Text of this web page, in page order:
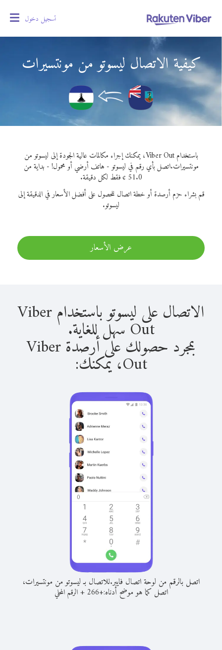
تسجيل دخول
كيفية الاتصال ليسوتو من مونتسيرات
باستخدام Viber Out، يمكنك إجراء مكالمات عالية الجودة إلى ليسوتو من
مونتسيرات.اتصل بأي رقم في ليسوتو - هاتف أرضي أو محمول! - بداية من
51.0 ¢ فقط لكل دقيقة.
قم بشراء حزم أرصدة أو خطة اتصال للحصول على أفضل الأسعار في الدقيقة إلى
ليسوتو.
عرض الأسعار
الاتصال على ليسوتو باستخدام Viber
Out سهل للغاية.
بمجرد حصولك على أرصدة Viber
Out، يمكنك:
اتصل بالرقم من لوحة اتصال فايبر.للاتصال بـ ليسوتو من مونتسيرات،
اتصل كما هو موضح أدناه:+
266
+الرقم المحلي